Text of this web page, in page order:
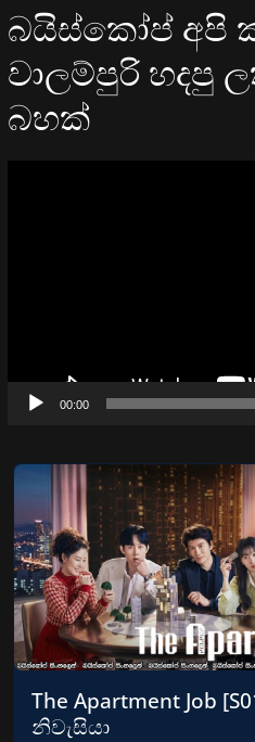
බයිස්කෝප් අපි
වාලම්පුරි හදපු
බහක්
00:00
The Apartment Job
නිවැසියා